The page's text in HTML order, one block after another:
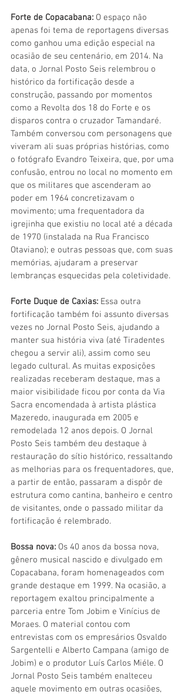
Forte de Copacabana: O espaço não
apenas foi tema de reportagens diversas
como ganhou uma edição especial na
ocasião de seu centenário, em 2014. Na
data, o Jornal Posto Seis relembrou o
histórico da fortificação desde a
construção, passando por momentos
como a Revolta dos 18 do Forte e os
disparos contra o cruzador Tamandaré.
Também conversou com personagens que
viveram ali suas próprias histórias, como
o fotógrafo Evandro Teixeira, que, por uma
confusão, entrou no local no momento em
que os militares que ascenderam ao
poder em 1964 concretizavam o
movimento; uma frequentadora da
igrejinha que existiu no local até a década
de 1970 (instalada na Rua Francisco
Otaviano); e outras pessoas que, com suas
memórias, ajudaram a preservar
lembranças esquecidas pela coletividade.
Forte Duque de Caxias: Essa outra
fortificação também foi assunto diversas
vezes no Jornal Posto Seis, ajudando a
manter sua história viva (até Tiradentes
chegou a servir ali), assim como seu
legado cultural. As muitas exposições
realizadas receberam destaque, mas a
maior visibilidade ficou por conta da Via
Sacra encomendada à artista plástica
Mazeredo, inaugurada em 2005 e
remodelada 12 anos depois. O Jornal
Posto Seis também deu destaque à
restauração do sítio histórico, ressaltando
as melhorias para os frequentadores, que,
a partir de então, passaram a dispôr de
estrutura como cantina, banheiro e centro
de visitantes, onde o passado militar da
fortificação é relembrado.
Bossa nova: Os 40 anos da bossa nova,
gênero musical nascido e divulgado em
Copacabana, foram homenageados com
grande destaque em 1999. Na ocasião, a
reportagem exaltou principalmente a
parceria entre Tom Jobim e Vinícius de
Moraes. O material contou com
entrevistas com os empresários Osvaldo
Sargentelli e Alberto Campana (amigo de
Jobim) e o produtor Luís Carlos Miéle. O
Jornal Posto Seis também enalteceu
aquele movimento em outras ocasiões,